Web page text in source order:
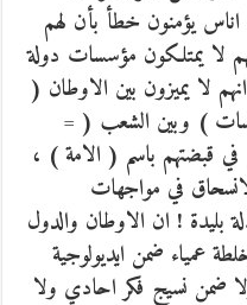
اناس يؤمنون خطأ بأن لهم
لا يمتلكون مؤسسات دولة
لا يميزون بين الاوطان (
) وبين الشعب ( =
في قبضتهم باسم ( الامة ) ،
في مواجهات
بليدة ! ان الاوطان والدول
عمياء ضمن ايديولوجية
ضمن نسيج فكر احادي ولا